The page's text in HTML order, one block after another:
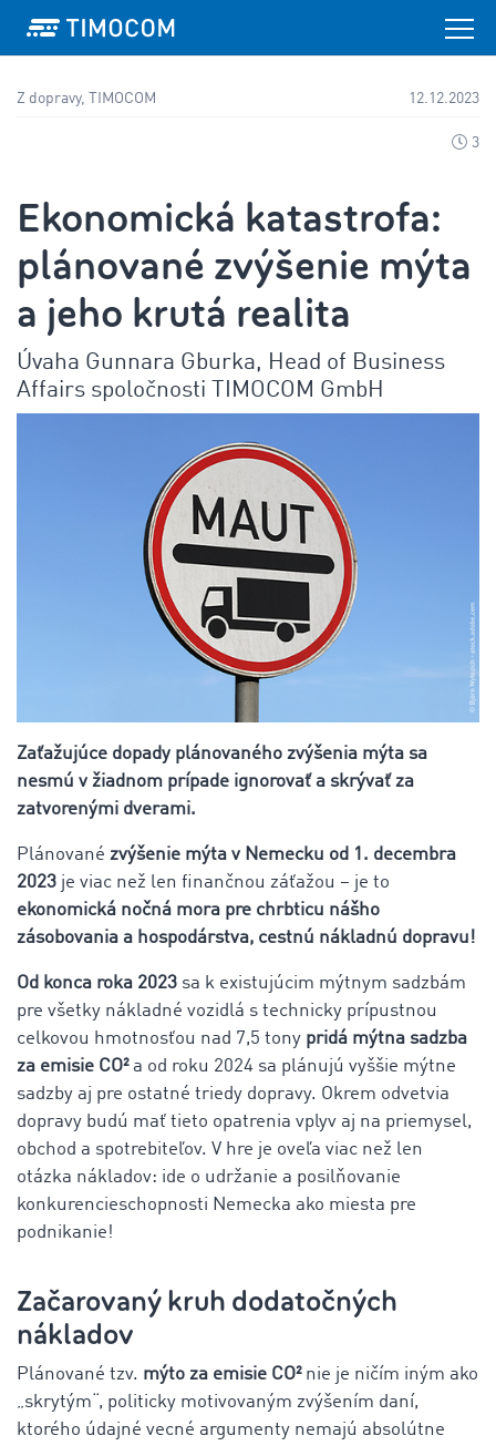
Z dopravy, TIMOCOM 12.12.2023
3
Ekonomická katastrofa:
plánované zvýšenie mýta
a jeho krutá realita
Úvaha Gunnara Gburka, Head of Business
Affairs spoločnosti TIMOCOM GmbH
Zaťažujúce dopady plánovaného zvýšenia mýta sa
nesmú v žiadnom prípade ignorovať a skrývať za
zatvorenými dverami.
Plánované zvýšenie mýta v Nemecku od 1. decembra
2023 je viac než len finančnou záťažou – je to
ekonomická nočná mora pre chrbticu nášho
zásobovania a hospodárstva, cestnú nákladnú dopravu!
Od konca roka 2023 sa k existujúcim mýtnym sadzbám
pre všetky nákladné vozidlá s technicky prípustnou
celkovou hmotnosťou nad 7,5 tony pridá mýtna sadzba
za emisie CO²a od roku 2024 sa plánujú vyššie mýtne
sadzby aj pre ostatné triedy dopravy. Okrem odvetvia
dopravy budú mať tieto opatrenia vplyv aj na priemysel,
obchod a spotrebiteľov. V hre je oveľa viac než len
otázka nákladov: ide o udržanie a posilňovanie
konkurencieschopnosti Nemecka ako miesta pre
podnikanie!
Začarovaný kruh dodatočných
nákladov
Plánované tzv. mýto za emisie CO²nie je ničím iným ako
„skrytým“, politicky motivovaným zvýšením daní,
ktorého údajné vecné argumenty nemajú absolútne